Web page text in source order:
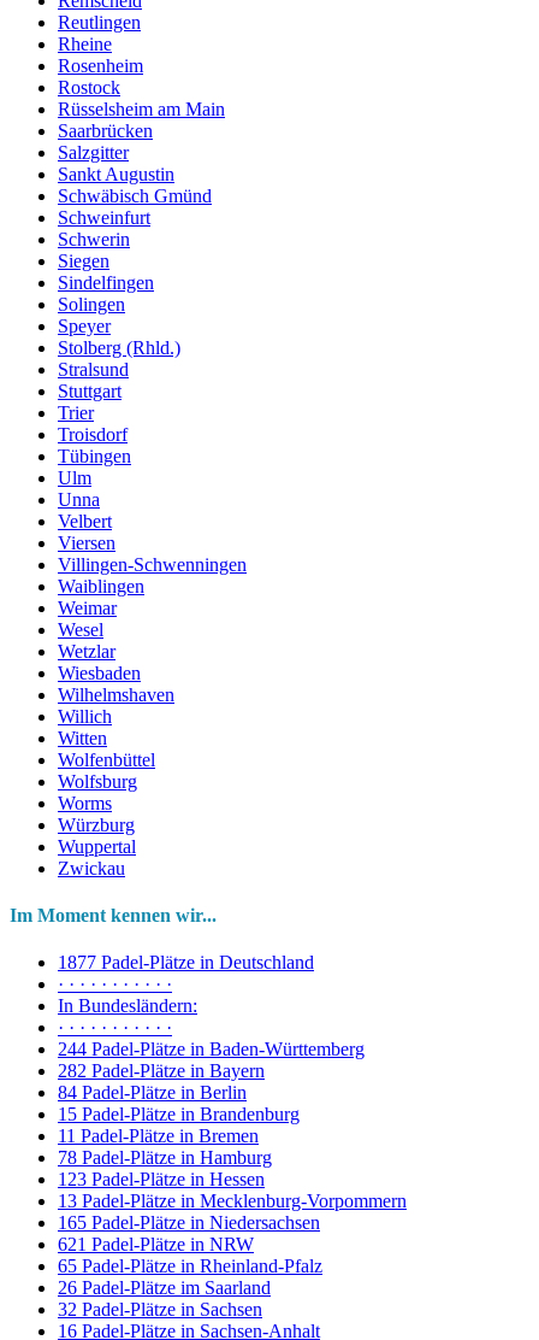
Reutlingen
Rheine
Rosenheim
Rostock
Rüsselsheim am Main
Saarbrücken
Salzgitter
Sankt Augustin
Schwäbisch Gmünd
Schweinfurt
Schwerin
Siegen
Sindelfingen
Solingen
Speyer
Stolberg (Rhld.)
Stralsund
Stuttgart
Trier
Troisdorf
Tübingen
Ulm
Unna
Velbert
Viersen
Villingen-Schwenningen
Waiblingen
Weimar
Wesel
Wetzlar
Wiesbaden
Wilhelmshaven
Willich
Witten
Wolfenbüttel
Wolfsburg
Worms
Würzburg
Wuppertal
Zwickau
Im Moment kennen wir...
1877 Padel-Plätze in Deutschland
· · · · · · · · · · ·
In Bundesländern:
· · · · · · · · · · ·
244 Padel-Plätze in Baden-Württemberg
282 Padel-Plätze in Bayern
84 Padel-Plätze in Berlin
15 Padel-Plätze in Brandenburg
11 Padel-Plätze in Bremen
78 Padel-Plätze in Hamburg
123 Padel-Plätze in Hessen
13 Padel-Plätze in Mecklenburg-Vorpommern
165 Padel-Plätze in Niedersachsen
621 Padel-Plätze in NRW
65 Padel-Plätze in Rheinland-Pfalz
26 Padel-Plätze im Saarland
32 Padel-Plätze in Sachsen
16 Padel-Plätze in Sachsen-Anhalt